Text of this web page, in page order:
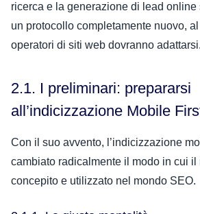
ricerca e la generazione di lead
un protocollo completamente nuovo,
operatori di siti web dovranno adattarsi.
2.1. I preliminari: prepararsi
all’indicizzazione Mobile
Con il suo avvento, l’indicizzazione
cambiato radicalmente il modo in cui
concepito e utilizzato nel mondo SEO.